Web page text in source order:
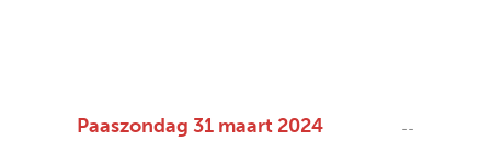
--
Paaszondag 31 maart 2024